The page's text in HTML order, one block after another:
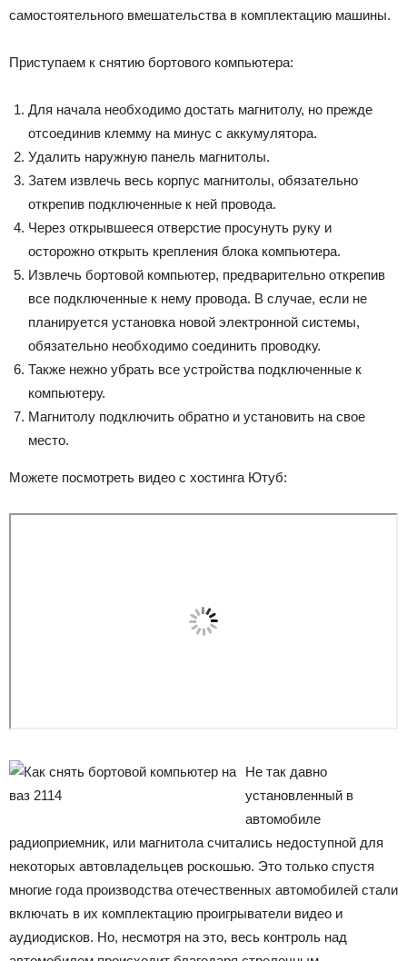
самостоятельного вмешательства в комплектацию машины.
Приступаем к снятию бортового компьютера:
Для начала необходимо достать магнитолу, но прежде
отсоединив клемму на минус с аккумулятора.
Удалить наружную панель магнитолы.
Затем извлечь весь корпус магнитолы, обязательно
открепив подключенные к ней провода.
Через открывшееся отверстие просунуть руку и
осторожно открыть крепления блока компьютера.
Извлечь бортовой компьютер, предварительно открепив
все подключенные к нему провода. В случае, если не
планируется установка новой электронной системы,
обязательно необходимо соединить проводку.
Также нежно убрать все устройства подключенные к
компьютеру.
Магнитолу подключить обратно и установить на свое
место.
Можете посмотреть видео с хостинга Ютуб:
Не так давно
установленный в
автомобиле
радиоприемник, или магнитола считались недоступной для
некоторых автовладельцев роскошью. Это только спустя
многие года производства отечественных автомобилей стали
включать в их комплектацию проигрыватели видео и
аудиодисков. Но, несмотря на это, весь контроль над